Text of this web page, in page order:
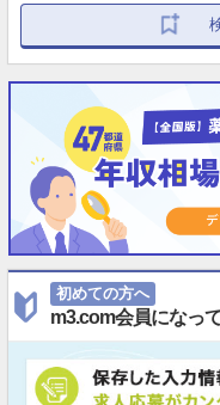
初めての方へ
m3.com会員になっ